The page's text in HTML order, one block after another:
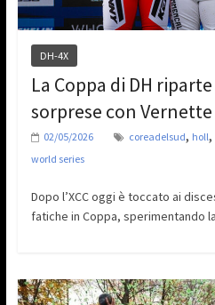
DH-4X
La Coppa di DH
sorprese con Vernette
02/05/2026 coreadelsud, holl,
world series
Dopo l’XCC oggi è toccato ai
fatiche in Coppa, sperimentando